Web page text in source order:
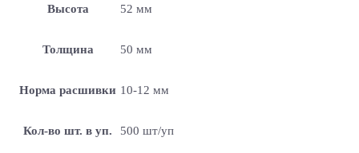
Высота 52 мм
Толщина 50 мм
Норма расшивки 10-12 мм
Кол-во шт. в уп. 500 шт/уп